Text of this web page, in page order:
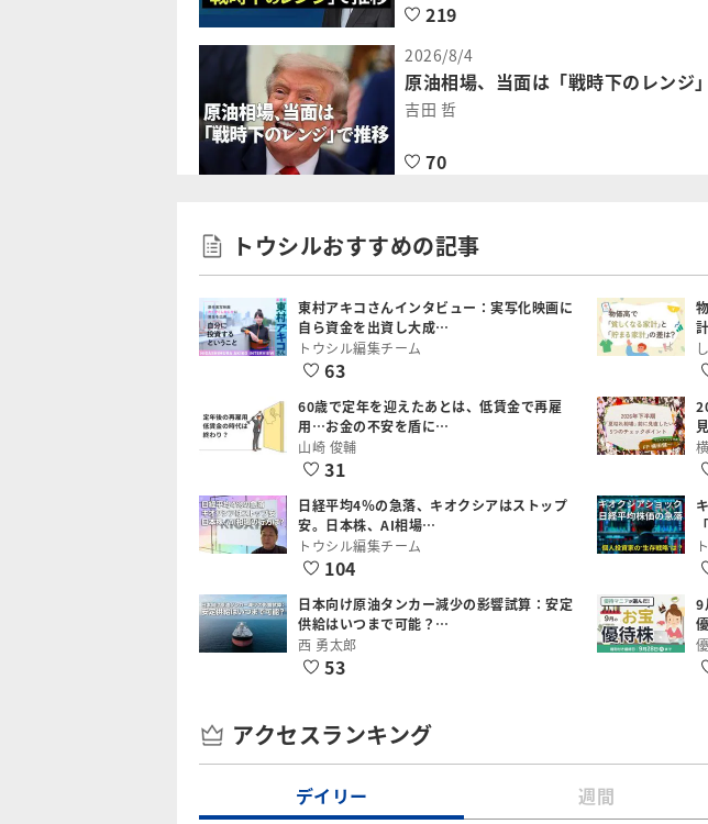
219
2026/8/4
原油相場、当面は「戦時下のレンジ
吉田 哲
70
トウシルおすすめの記事
東村アキコさんインタビュー：実写化映画に
自ら資金を出資し大成…
トウシル編集チーム
63
60歳で定年を迎えたあとは、低賃金で再雇
用…お金の不安を盾に…
山崎 俊輔
31
日経平均4％の急落、キオクシアはストップ
安。日本株、AI相場…
トウシル編集チーム
104
日本向け原油タンカー減少の影響試算：安定
供給はいつまで可能？…
西 勇太郎
53
9
アクセスランキング
デイリー 週間